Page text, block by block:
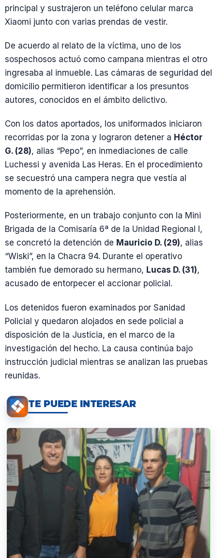
principal y sustrajeron un teléfono celular marca
Xiaomi junto con varias prendas de vestir.
De acuerdo al relato de la víctima, uno de los
sospechosos actuó como campana mientras el otro
ingresaba al inmueble. Las cámaras de seguridad del
domicilio permitieron identificar a los presuntos
autores, conocidos en el ámbito delictivo.
Con los datos aportados, los uniformados iniciaron
recorridas por la zona y lograron detener a Héctor
G. (28), alias “Pepo”, en inmediaciones de calle
Luchessi y avenida Las Heras. En el procedimiento
se secuestró una campera negra que vestía al
momento de la aprehensión.
Posteriormente, en un trabajo conjunto con la Mini
Brigada de la Comisaría 6ª de la Unidad Regional I,
se concretó la detención de Mauricio D. (29), alias
“Wiski”, en la Chacra 94. Durante el operativo
también fue demorado su hermano, Lucas D. (31),
acusado de entorpecer el accionar policial.
Los detenidos fueron examinados por Sanidad
Policial y quedaron alojados en sede policial a
disposición de la Justicia, en el marco de la
investigación del hecho. La causa continúa bajo
instrucción judicial mientras se analizan las pruebas
reunidas.
TE PUEDE INTERESAR